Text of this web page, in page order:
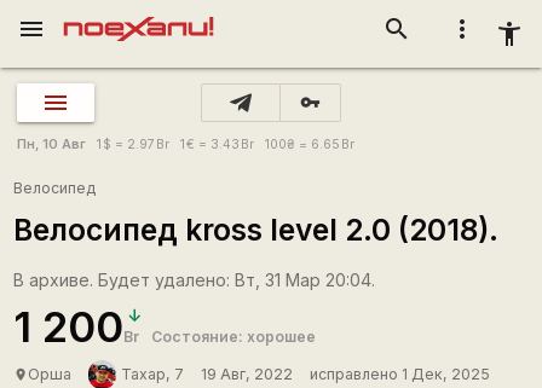
more_vert accessibility_new
search
menu
vpn_key
Пн, 10 Авг 1 $ = 2.97 Br 1€ = 3.43 Br 100₴ = 6.65 Br
Велосипед
Велосипед kross level 2.0 (2018).
В архиве. Будет удалено: Вт, 31 Мар 20:04.
1 200Br Состояние: хорошее
place Орша Тахар, 7 19 Авг, 2022 исправлено 1 Дек, 2025